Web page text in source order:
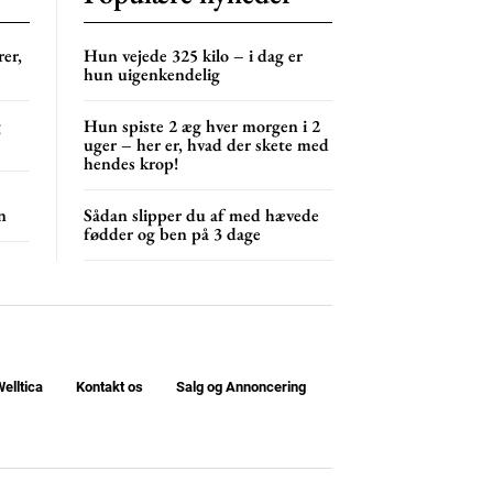
Hun vejede 325 kilo – i dag er
hun uigenkendelig
Hun spiste 2 æg hver morgen i 2
uger – her er, hvad der skete med
hendes krop!
Sådan slipper du af med hævede
fødder og ben på 3 dage
Kontakt os Salg og Annoncering